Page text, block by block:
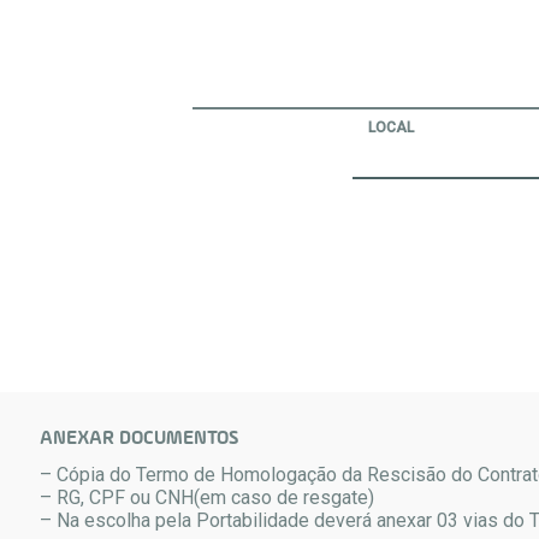
LOCAL
ANEXAR DOCUMENTOS
– Cópia do Termo de Homologação da Rescisão do
– RG, CPF ou CNH(em caso de resgate)
– Na escolha pela Portabilidade deverá anexar 03 vias do